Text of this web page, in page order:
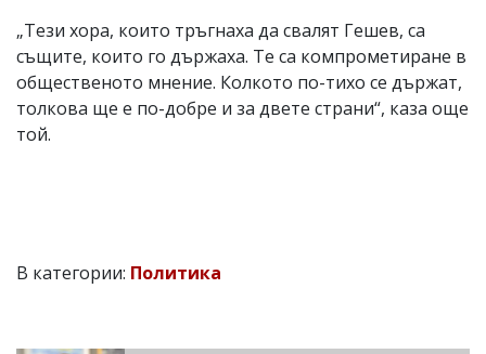
„Тези хора, които тръгнаха да свалят Гешев, са
същите, които го държаха. Те са компрометиране в
общественото мнение. Колкото по-тихо се държат,
толкова ще е по-добре и за двете страни“, каза още
той.
В категории: Политика